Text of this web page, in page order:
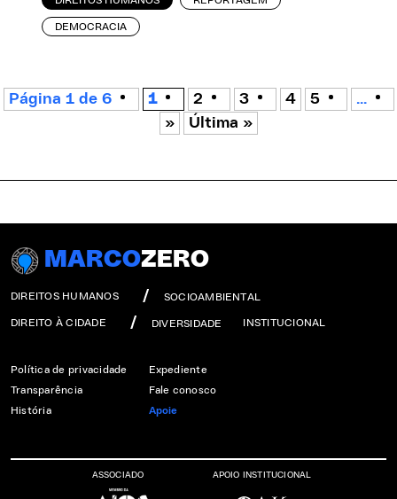
DEMOCRACIA
Página 1 de 6 1 2 3 4 5
...
»
Última »
MARCOZERO
DIREITOS HUMANOS SOCIOAMBIENTAL
DIREITO À CIDADE DIVERSIDADE INSTITUCIONAL
Política de privacidade
Transparência
História
Expediente
Fale conosco
Apoie
ASSOCIADO APOIO INSTITUCIONAL